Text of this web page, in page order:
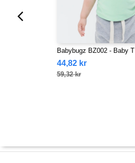
Babybugz BZ002 - Baby T
44,82 kr
59,32 kr